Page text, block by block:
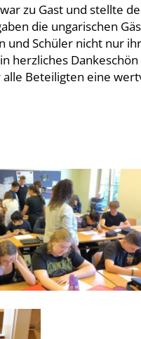
zu Gast und stellte
die ungarischen
und Schüler nicht nur
herzliches
Beteiligten eine